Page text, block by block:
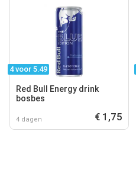
4 voor 5.49
Red Bull Energy drink
bosbes
4 dagen € 1,75